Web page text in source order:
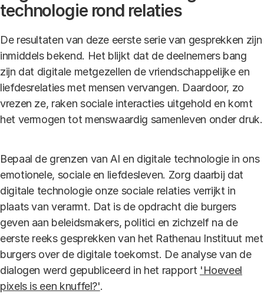
technologie rond relaties
De resultaten van deze eerste serie van gesprekken zijn
inmiddels bekend. Het blijkt dat de deelnemers bang
zijn dat digitale metgezellen de vriendschappelijke en
liefdesrelaties met mensen vervangen. Daardoor, zo
vrezen ze, raken sociale interacties uitgehold en komt
het vermogen tot menswaardig samenleven onder druk.
Bepaal de grenzen van AI en digitale technologie in ons
emotionele, sociale en liefdesleven. Zorg daarbij dat
digitale technologie onze sociale relaties verrijkt in
plaats van verarmt. Dat is de opdracht die burgers
geven aan beleidsmakers, politici en zichzelf na de
eerste reeks gesprekken van het Rathenau Instituut met
burgers over de digitale toekomst. De analyse van de
dialogen werd gepubliceerd in het rapport 'Hoeveel
pixels is een knuffel?'.